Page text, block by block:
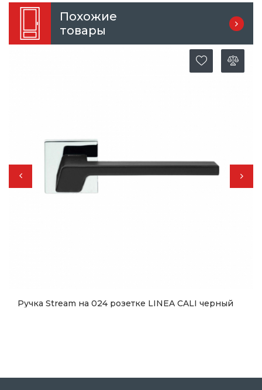
Похожие
товары
Ручка Stream на 024 розетке LINEA CALI черный